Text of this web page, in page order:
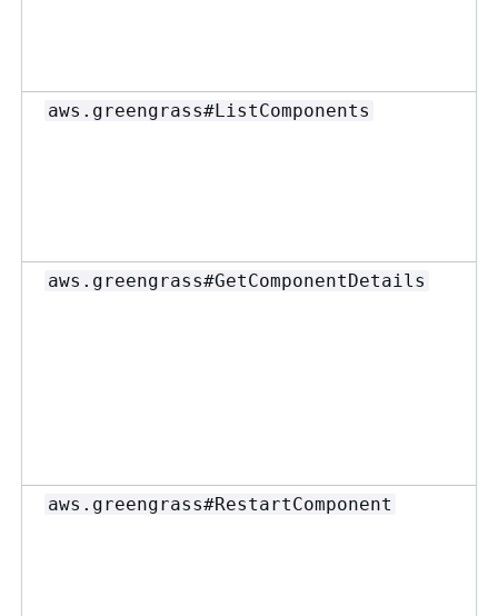
aws.greengrass#ListComponents
aws.greengrass#GetComponentDetails
aws.greengrass#RestartComponent